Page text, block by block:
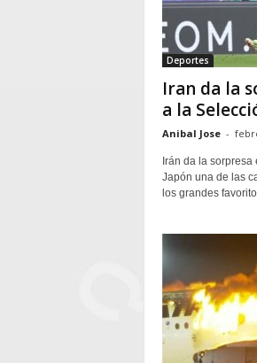
Deportes
Iran da la
a la
Anibal Jose -
Irán da la
Japón una de las
los grandes